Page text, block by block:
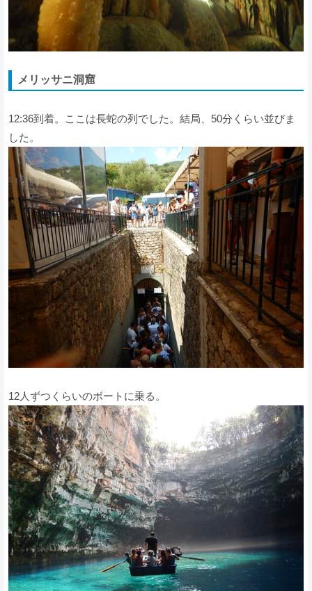
メリッサニ洞窟
12:36到着。ここは長蛇の列でした。結局、50分くらい並びま
した。
12人ずつくらいのボートに乗る。